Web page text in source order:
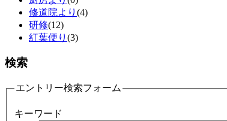
修道院より (4)
研修(12)
紅葉便り (3)
検索
エントリー検索フォーム
キーワード